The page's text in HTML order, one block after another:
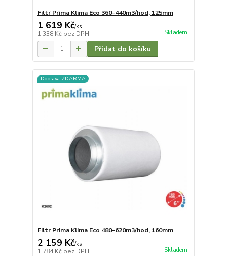
Filtr Prima Klima Eco 360-440m3/hod, 125mm
1 619 Kč/ks
1 338 Kč bez DPH Skladem
Přidat do košíku
Doprava ZDARMA
Filtr Prima Klima Eco 480-620m3/hod, 160mm
2 159 Kč/ks
1 784 Kč bez DPH Skladem